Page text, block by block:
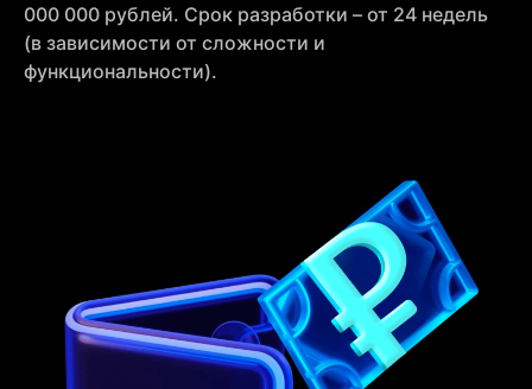
000 000 рублей. Срок разработки – от 24 недель
(в зависимости от сложности и
функциональности).